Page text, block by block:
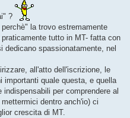
?
la trovo estremamente
tutto in MT- fatta con
dedicano spassionatamente, nel
all'atto dell'iscrizione, le
importanti quale questa, e quella
per comprendere al
dentro anch'io) ci
crescita di MT.